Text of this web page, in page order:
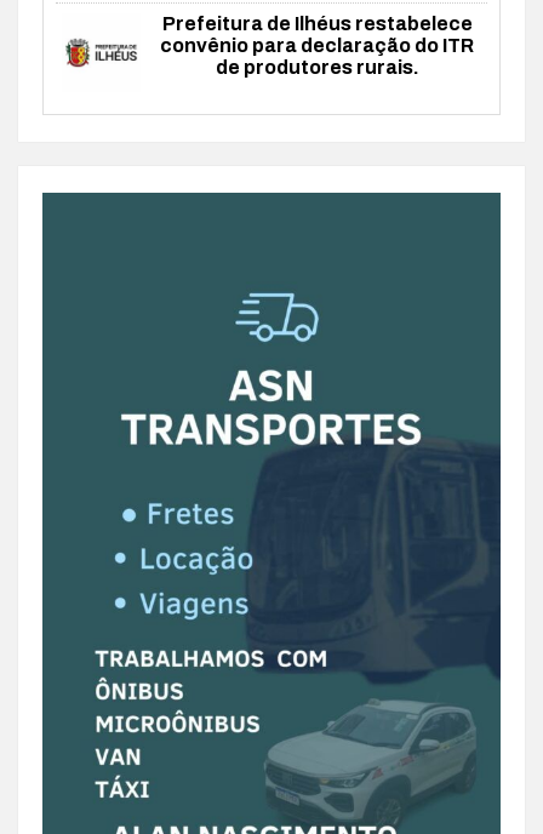
Prefeitura de Ilhéus restabelece
convênio para declaração do ITR
de produtores rurais.